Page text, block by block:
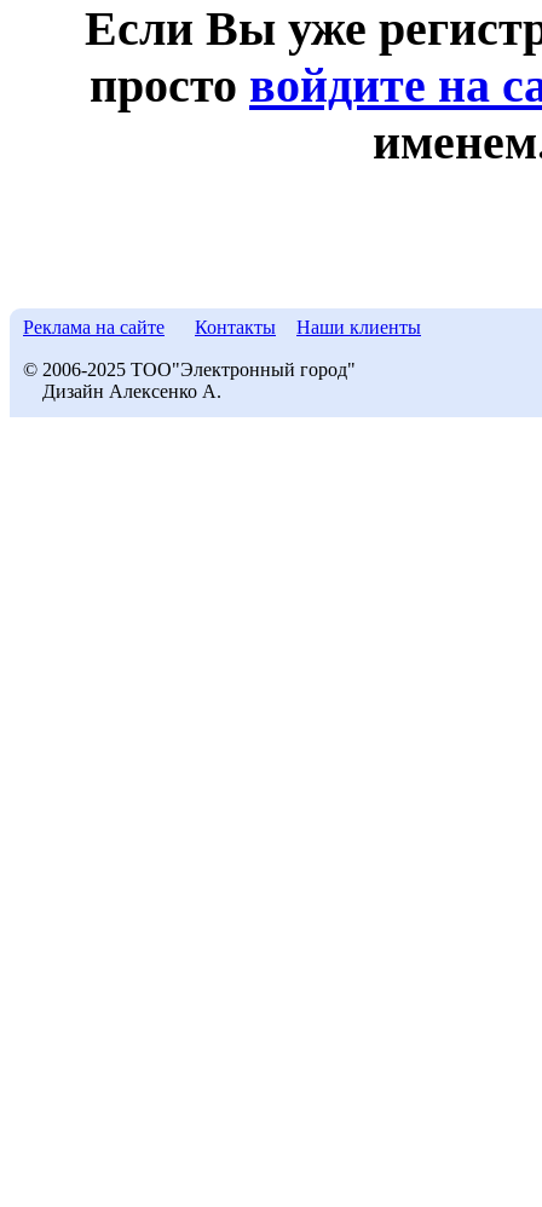
Если Вы уже
просто войдите на
Реклама на сайте Контакты Наши клиенты
© 2006-2025 ТОО"Электронный город"
Дизайн Алексенко А.